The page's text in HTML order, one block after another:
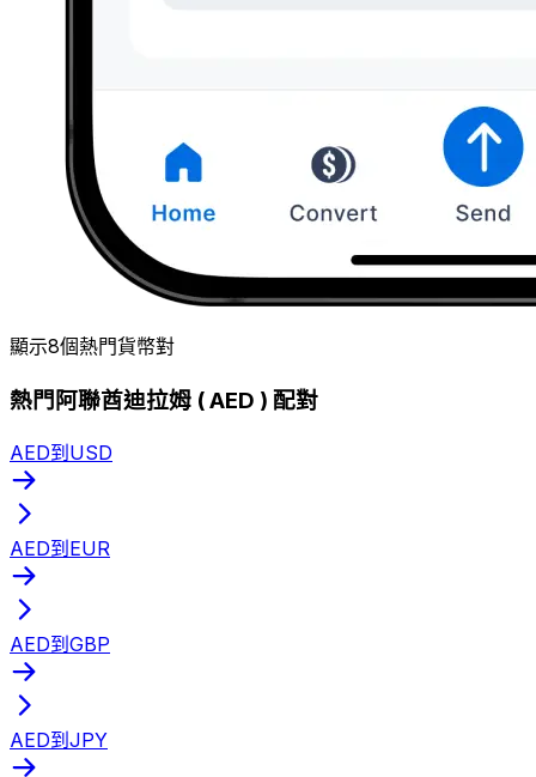
顯示8個熱門貨幣對
熱門阿聯酋迪拉姆 ( AED ) 配對
AED到USD
AED到EUR
AED到GBP
AED到JPY